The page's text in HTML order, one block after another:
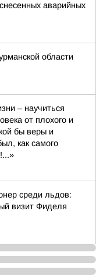
аварийных
области
– научиться
от плохого и
бы веры и
как самого
среди льдов:
визит Фиделя